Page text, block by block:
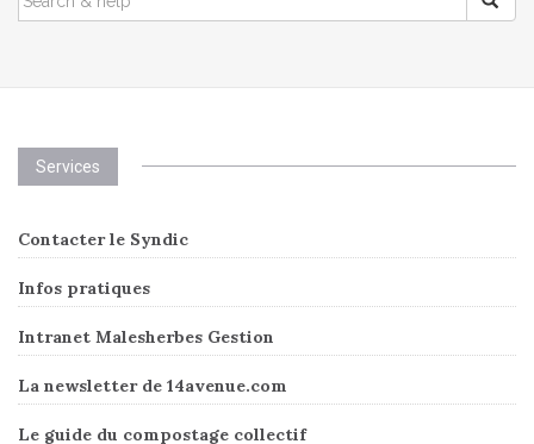
FOR:
Services
Contacter le Syndic
Infos pratiques
Intranet Malesherbes Gestion
La newsletter de 14avenue.com
Le guide du compostage collectif